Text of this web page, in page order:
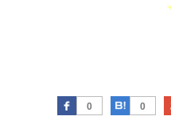
0
Facebook 0
はてな